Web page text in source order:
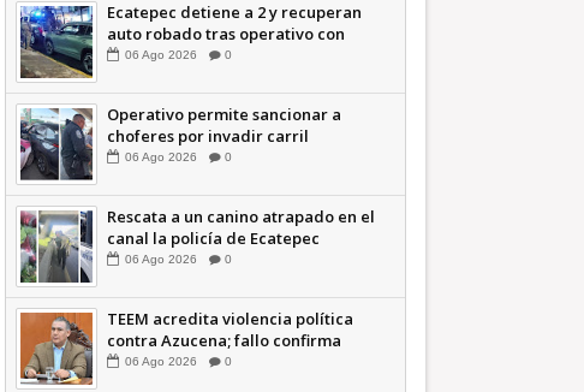
Ecatepec detiene a 2 y recuperan
auto robado tras operativo con
Tecámac +Video | INFORMATIVA
06 Ago 2026 0
Operativo permite sancionar a
choferes por invadir carril
confinado: Ecatepec +Video |
06 Ago 2026 0
Rescata a un canino atrapado en el
canal la policía de Ecatepec
INFORMATIVA
06 Ago 2026 0
TEEM acredita violencia política
contra Azucena; fallo confirma
guerra sucia: Octavio Martínez
06 Ago 2026 0